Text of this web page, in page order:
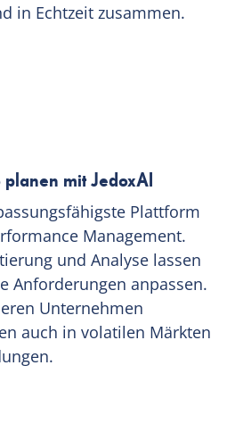
in Echtzeit zusammen.
mit JedoxAI
Plattform
Management.
und Analyse lassen
Anforderungen anpassen.
Unternehmen
auch in volatilen Märkten